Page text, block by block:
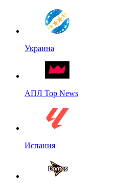
Украина
АПЛ Top News
Испания